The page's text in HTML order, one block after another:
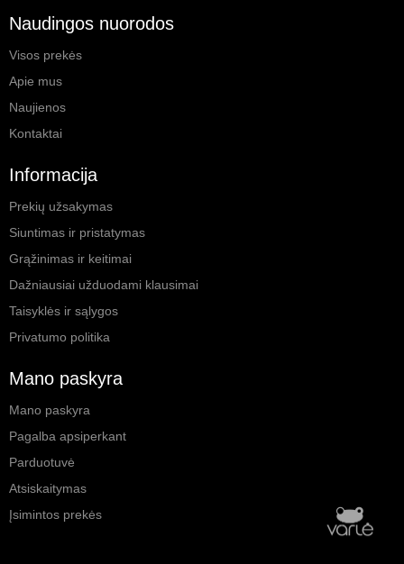
Naudingos nuorodos
Visos prekės
Apie mus
Naujienos
Kontaktai
Informacija
Prekių užsakymas
Siuntimas ir pristatymas
Grąžinimas ir keitimai
Dažniausiai užduodami klausimai
Taisyklės ir sąlygos
Privatumo politika
Mano paskyra
Mano paskyra
Pagalba apsiperkant
Parduotuvė
Atsiskaitymas
Įsimintos prekės